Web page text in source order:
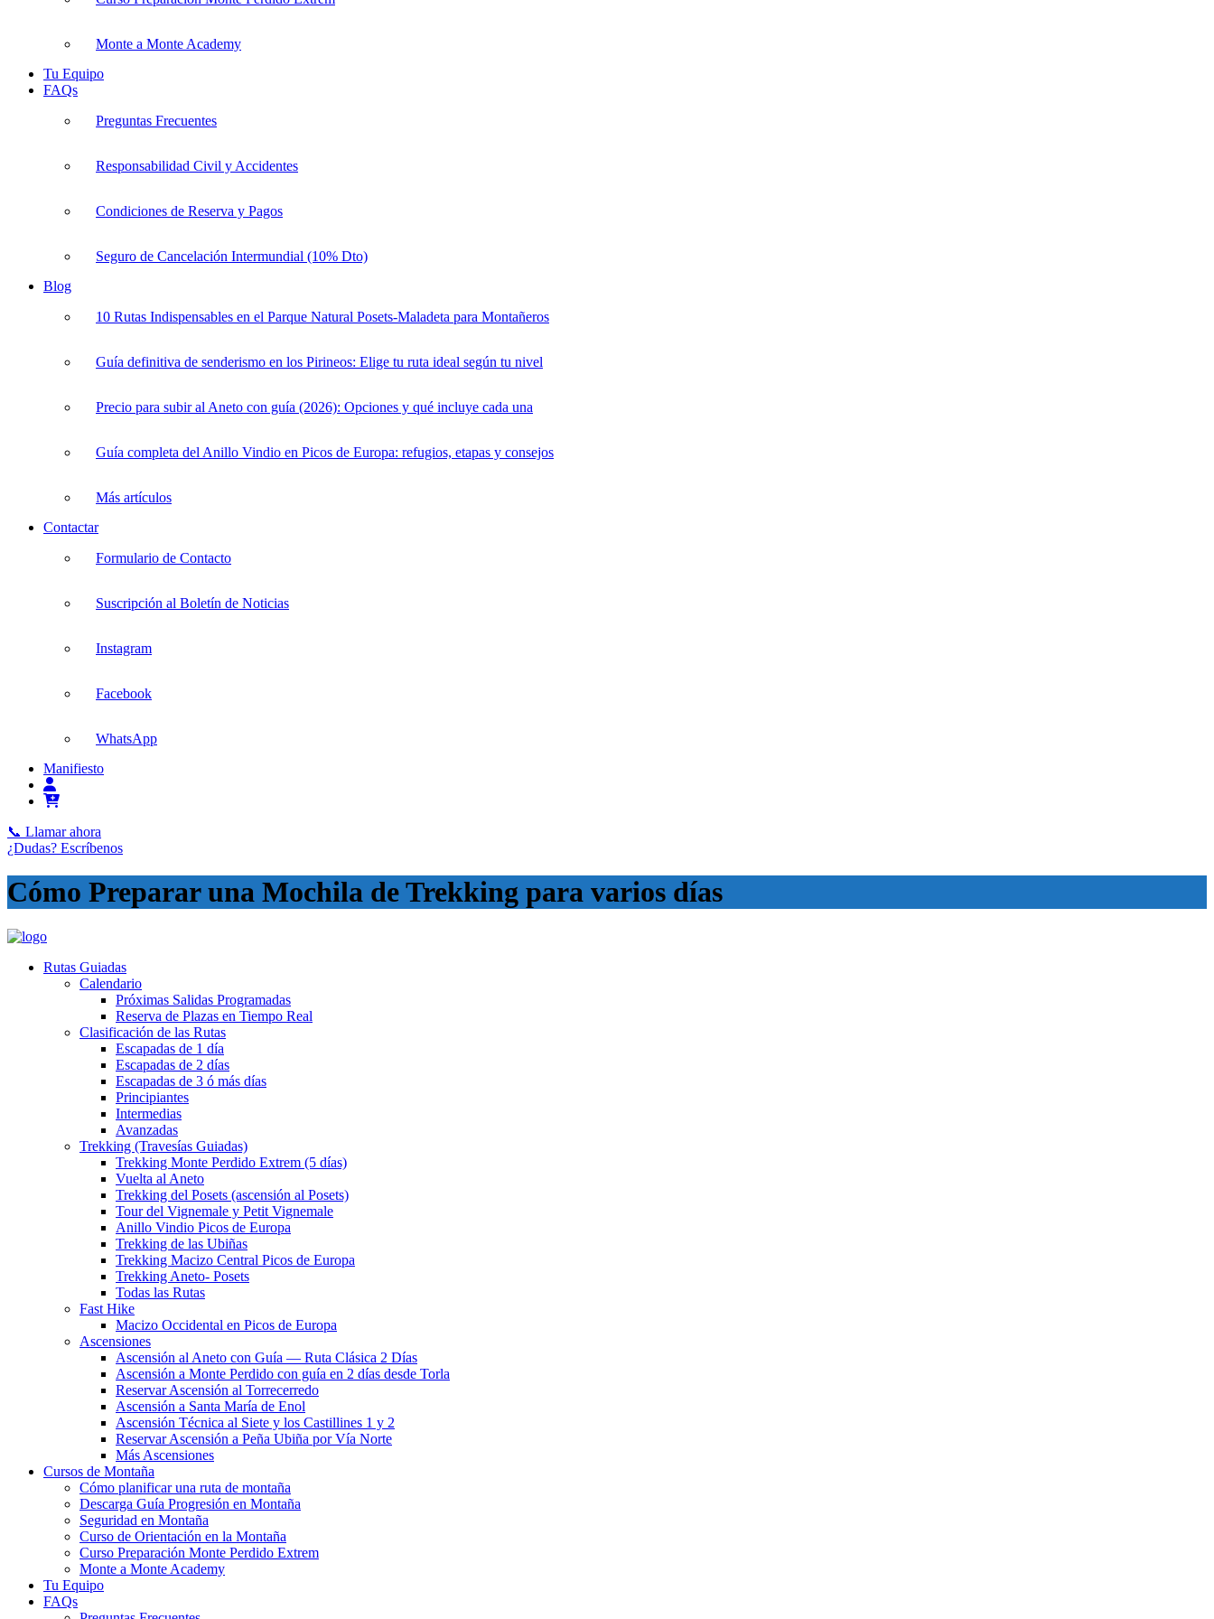
Monte a Monte Academy
Tu Equipo
FAQs
Preguntas Frecuentes
Responsabilidad Civil y Accidentes
Condiciones de Reserva y Pagos
Seguro de Cancelación Intermundial (10% Dto)
Blog
10 Rutas Indispensables en el Parque Natural Posets-Maladeta para Montañeros
Guía definitiva de senderismo en los Pirineos: Elige tu ruta ideal según tu nivel
Precio para subir al Aneto con guía (2026): Opciones y qué incluye cada una
Guía completa del Anillo Vindio en Picos de Europa: refugios, etapas y consejos
Más artículos
Contactar
Formulario de Contacto
Suscripción al Boletín de Noticias
Instagram
Facebook
WhatsApp
Manifiesto
📞 Llamar ahora
¿Dudas? Escríbenos
Cómo Preparar una Mochila de Trekking para varios días
Rutas Guiadas
Calendario
Próximas Salidas Programadas
Reserva de Plazas en Tiempo Real
Clasificación de las Rutas
Escapadas de 1 día
Escapadas de 2 días
Escapadas de 3 ó más días
Principiantes
Intermedias
Avanzadas
Trekking (Travesías Guiadas)
Trekking Monte Perdido Extrem (5 días)
Vuelta al Aneto
Trekking del Posets (ascensión al Posets)
Tour del Vignemale y Petit Vignemale
Anillo Vindio Picos de Europa
Trekking de las Ubiñas
Trekking Macizo Central Picos de Europa
Trekking Aneto- Posets
Todas las Rutas
Fast Hike
Macizo Occidental en Picos de Europa
Ascensiones
Ascensión al Aneto con Guía — Ruta Clásica 2 Días
Ascensión a Monte Perdido con guía en 2 días desde Torla
Reservar Ascensión al Torrecerredo
Ascensión a Santa María de Enol
Ascensión Técnica al Siete y los Castillines 1 y 2
Reservar Ascensión a Peña Ubiña por Vía Norte
Más Ascensiones
Cursos de Montaña
Cómo planificar una ruta de montaña
Descarga Guía Progresión en Montaña
Seguridad en Montaña
Curso de Orientación en la Montaña
Curso Preparación Monte Perdido Extrem
Monte a Monte Academy
Tu Equipo
FAQs